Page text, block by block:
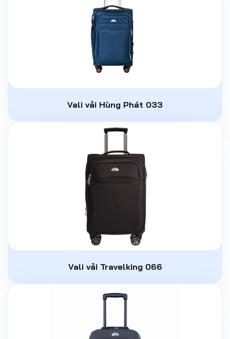
Vali vải Hùng Phát 033
Vali vải Travelking 066